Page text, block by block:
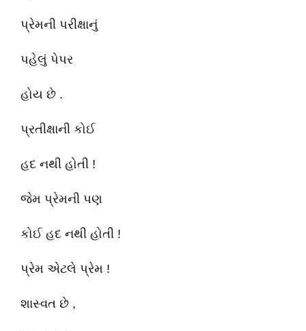
પ્રેમની પરીક્ષાનું
પહેલું પેપર
હોય છે .
પ્રતીક્ષાની કોઈ
હદ નથી હોતી !
જેમ પ્રેમની પણ
કોઈ હદ નથી હોતી !
પ્રેમ એટલે પ્રેમ !
શાસ્વત છે ,